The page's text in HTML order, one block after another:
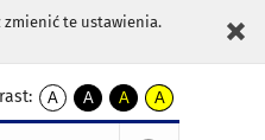
zmienić te ustawienia.
A
kontrast
A
kontrast
A
kontrast
A
kontrast